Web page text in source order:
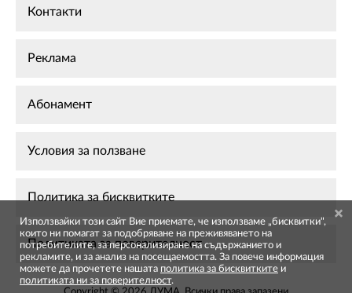
Контакти
Реклама
Абонамент
Условия за ползване
Политика за бисквитките
Политиката за поверителност
Използвайки този сайт Вие приемате, че използваме „бисквитки",
които ни помагат за подобряване на преживяването на
потребителите, за персонализиране на съдържанието и
рекламите, и за анализ на посещаемостта. За повече информация
можете да прочетете нашата политика за бисквитките и
политиката ни за поверителност.